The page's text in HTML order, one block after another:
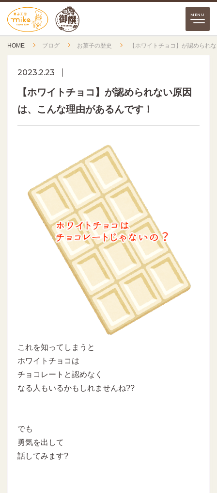
HOME ブログ お菓子の歴史 【ホワイトチョコ】が認められ
2023.2.23
【ホワイトチョコ】が認められない原因
は、こんな理由があるんです！
これを知ってしまうと
ホワイトチョコは
チョコレートと認めなく
なる人もいるかもしれませんね??
でも
勇気を出して
話してみます?